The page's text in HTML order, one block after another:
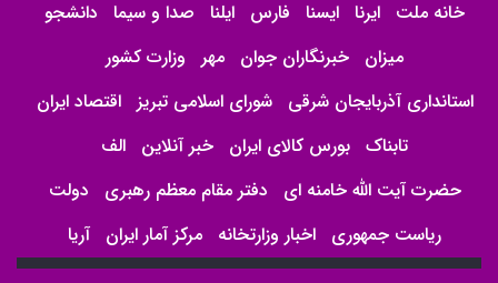
خانه ملت ایرنا ایسنا فارس ایلنا صدا و سیما دانشجو
میزان خبرنگاران جوان مهر
وزارت کشور
استانداری آذربایجان شرقی
شورای اسلامی تبریز
اقتصاد ایران
تابناک بورس کالای ایران خبر آنلاین الف
حضرت آیت الله خامنه ای
دفتر مقام معظم رهبری
دولت
ریاست جمهوری اخبار وزارتخانه مرکز آمار ایران آریا